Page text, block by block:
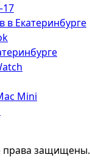
в Екатеринбурге
Mini
права защищены.